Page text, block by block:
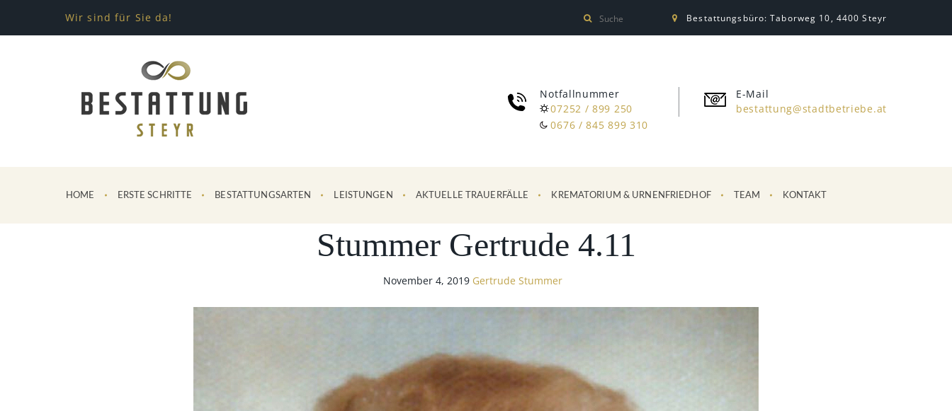
Wir sind für Sie da! Bestattungsbüro: Taborweg 10, 4400 Steyr
Notfallnummer
07252 / 899 250
0676 / 845 899 310
E-Mail
bestattung@stadtbetriebe.at
HOME ERSTE SCHRITTE BESTATTUNGSARTEN LEISTUNGEN AKTUELLE TRAUERFÄLLE KREMATORIUM & URNENFRIEDHOF TEAM KONTAKT
Stummer Gertrude 4.11
November 4, 2019 Gertrude Stummer